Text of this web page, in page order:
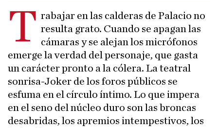
T rabajar en las calderas de Palacio no
resulta grato. Cuando se apagan las
cámaras y se alejan los micrófonos
emerge la verdad del personaje, que gasta
un carácter pronto a la cólera. La teatral
sonrisa-Joker de los foros públicos se
esfuma en el círculo íntimo. Lo que impera
en el seno del núcleo duro son las broncas
desabridas, los apremios intempestivos, los